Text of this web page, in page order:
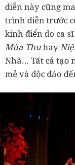
diễn này cũng
trình diễn trước
kinh điển do ca
Mùa Thuhay
Nhã… Tất cả tạo
mẻ và độc đáo